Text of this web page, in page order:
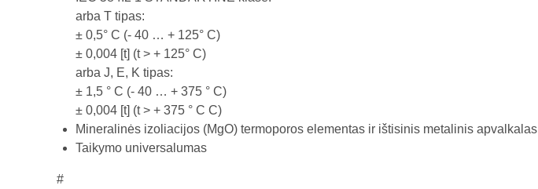
arba T tipas:
± 0,5° C (- 40 … + 125° C)
± 0,004 [t] (t > + 125° C)
arba J, E, K tipas:
± 1,5 ° C (- 40 … + 375 ° C)
± 0,004 [t] (t > + 375 ° C C)
Mineralinės izoliacijos (MgO) termoporos elementas ir ištisinis metalinis apvalkalas
Taikymo universalumas
#